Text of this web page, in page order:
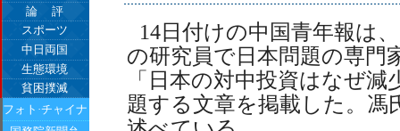
論 評
スポーツ
中日両国
生態環境
貧困撲滅
フォト·チャイナ
14日付けの中国青年報は
の研究員で日本問題の専門
「日本の対中投資はなぜ
題する文章を掲載した。